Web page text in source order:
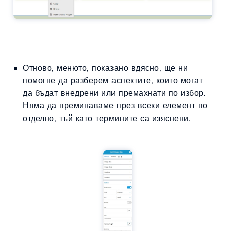
Отново, менюто, показано вдясно, ще ни
помогне да разберем аспектите, които могат
да бъдат внедрени или премахнати по избор.
Няма да преминаваме през всеки елемент по
отделно, тъй като термините са изяснени.